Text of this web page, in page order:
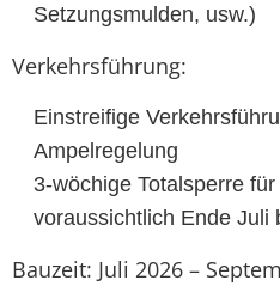
Setzungsmulden, usw.)
Verkehrsführung:
Einstreifige
Ampelregelung
3-wöchige Totalsperre
voraussichtlich Ende Juli
Bauzeit: Juli 2026 –